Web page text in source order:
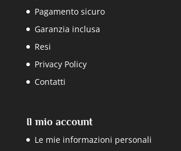
Pagamento sicuro
Garanzia inclusa
Resi
Privacy Policy
Contatti
Il mio account
Le mie informazioni personali